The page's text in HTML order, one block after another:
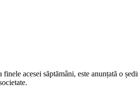
acesei săptămâni, este anunțată o